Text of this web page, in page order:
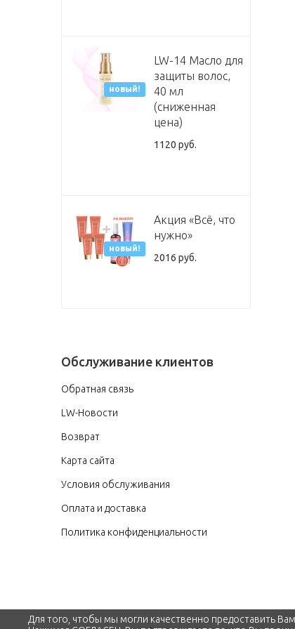
новый!
LW-14 Масло для
защиты волос,
40 мл
(сниженная
цена)
1120 руб.
новый!
Акция «Всё, что
нужно»
2016 руб.
Обслуживание клиентов
Обратная связь
LW-Новости
Возврат
Карта сайта
Условия обслуживания
Оплата и доставка
Политика конфиденциальности
Для того, чтобы мы могли качественно предоставить